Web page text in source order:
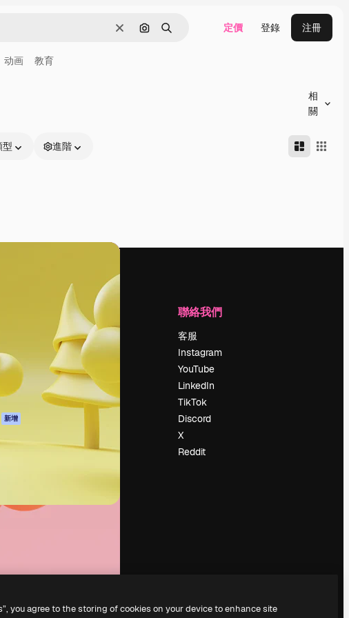
清除 通過圖像搜索
搜尋 定價 登錄 注冊
动画 教育
相
關
型 進階
新增
公司
定價
關於我們
評論
工作機會
搜索趨勢
Slidesgo
聯絡我們
客服
Instagram
YouTube
LinkedIn
TikTok
Discord
X
Reddit
you agree to the storing of cookies on your device to enhance site